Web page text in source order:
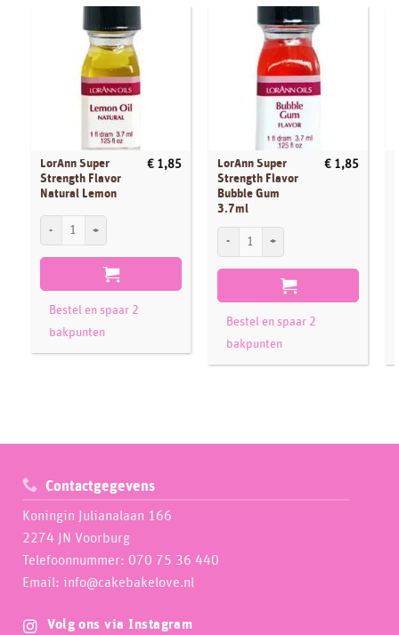
LorAnn Super
Strength Flavor
Natural Lemon
€ 1,85
LorAnn Super Strength Flavor Natural Lemon aantal
Bestel en spaar 2
bakpunten
LorAnn Super
Strength Flavor
Bubble Gum
3.7ml
€ 1,85
LorAnn Super Strength Flavor Bubble
Bestel en spaar 2
bakpunten
Contactgegevens
Koningin Julianalaan 166
2274 JN Voorburg
Telefoonnummer: 070 75 36 440
Email: info@cakebakelove.nl
Volg ons via Instagram